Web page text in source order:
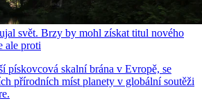
svět. Brzy by mohl získat titul nového
ale proti
pískovcová skalní brána v Evropě, se
přírodních míst planety v globální soutěži